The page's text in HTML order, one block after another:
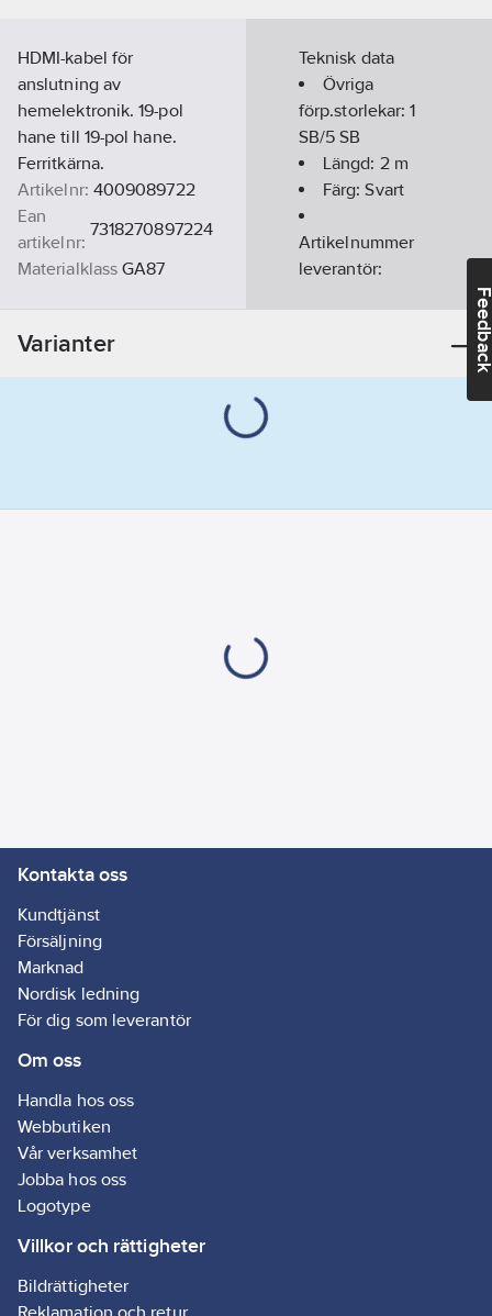
HDMI-kabel för
anslutning av
hemelektronik. 19-pol
hane till 19-pol hane.
Ferritkärna.
Artikelnr: 4009089722
Ean
artikelnr:
7318270897224
Materialklass GA87
Teknisk data
Övriga
förp.storlekar:1
SB/5 SB
Längd: 2m
Färg:Svart
Artikelnummer
leverantör:
Varianter
Kontakta oss
Kundtjänst
Försäljning
Marknad
Nordisk ledning
För dig som leverantör
Om oss
Handla hos oss
Webbutiken
Vår verksamhet
Jobba hos oss
Logotype
Villkor och rättigheter
Bildrättigheter